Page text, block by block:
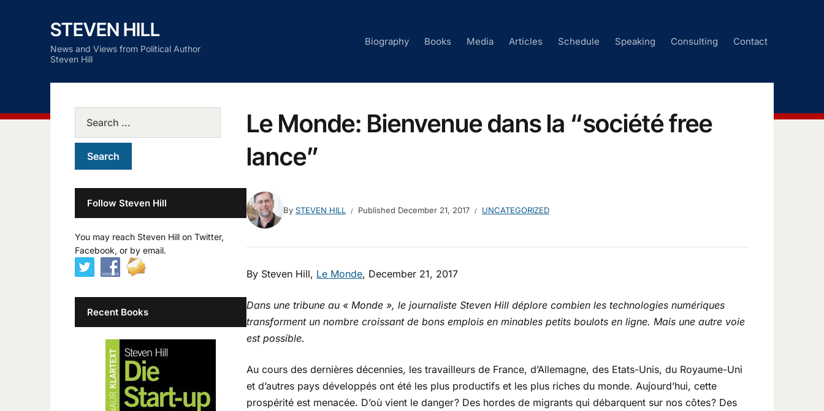
STEVEN HILL
News and Views from Political Author
Steven Hill
Biography Books Media Articles Schedule Speaking Consulting Contact
Le Monde: Bienvenue dans la “société free
lance”
By STEVEN HILL Published December 21, 2017 UNCATEGORIZED
By Steven Hill, Le Monde, December 21, 2017
Dans une tribune au « Monde », le journaliste Steven Hill déplore combien les technologies numériques
transforment un nombre croissant de bons emplois en minables petits boulots en ligne. Mais une autre voie
est possible.
Au cours des dernières décennies, les travailleurs de France, d’Allemagne, des Etats-Unis, du Royaume-Uni
et d’autres pays développés ont été les plus productifs et les plus riches du monde. Aujourd’hui, cette
prospérité est menacée. D’où vient le danger ? Des hordes de migrants qui débarquent sur nos côtes ? Des
Follow Steven Hill
You may reach Steven Hill on Twitter,
Facebook, or by email.
Recent Books